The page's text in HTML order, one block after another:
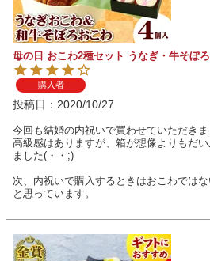
母の日 おこわ2種セット うなぎ・牛そぼろ
購入者
投稿日 2020/10/27
今回も結婚の内祝いで買わせていただきま
高級感はありますが、箱が想像よりもだ
ました(・・;)
次、内祝いで購入するときはおこわでは
と思っています。